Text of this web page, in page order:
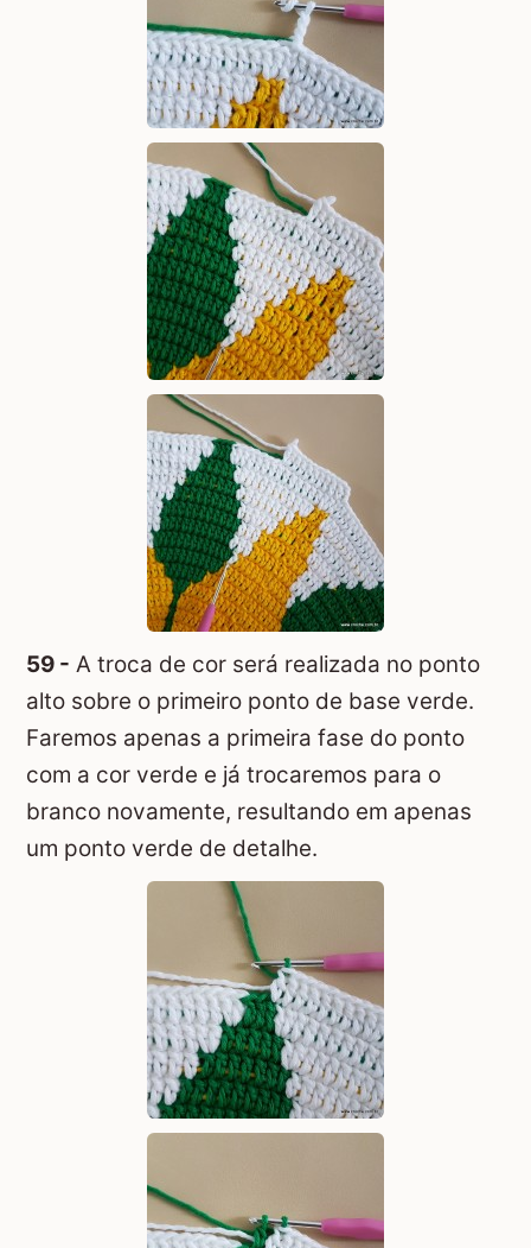
59 - A troca de cor será realizada no ponto
alto sobre o primeiro ponto de base verde.
Faremos apenas a primeira fase do ponto
com a cor verde e já trocaremos para o
branco novamente, resultando em apenas
um ponto verde de detalhe.